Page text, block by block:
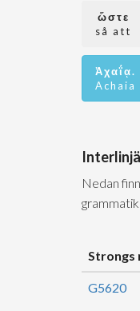
ὥστε
så att
Ἀχαΐᾳ.
Achaia
Nedan
Strongs
G5620